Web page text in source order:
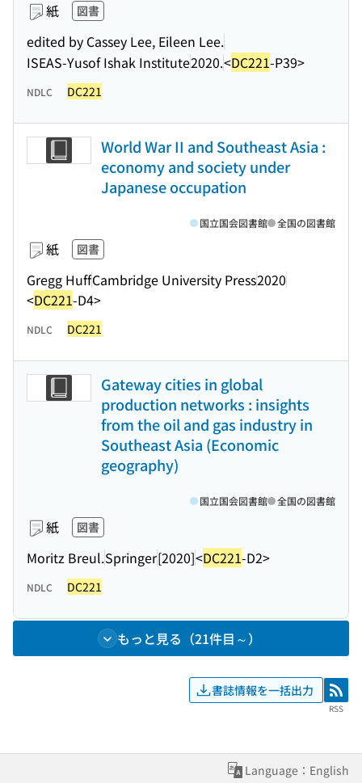
紙 図書
edited by Cassey Lee, Eileen Lee.
ISEAS-Yusof Ishak Institute2020.<DC221-P39>
NDLC DC221
World War II and Southeast Asia :
economy and society under
Japanese occupation
紙 図書
Gregg HuffCambridge University Press2020
<DC221-D4>
国立国会図書館 全国の図書館
NDLC DC221
Gateway cities in global
production networks : insights
from the oil and gas industry in
Southeast Asia (Economic
geography)
紙 図書
Moritz Breul.Springer[2020]<DC221-D2>
国立国会図書館 全国の図書館
NDLC DC221
もっと見る（21件目～）
書誌情報を一括出力 RSS
RSS
Language：English